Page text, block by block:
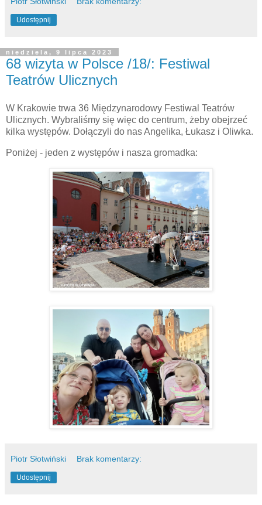
Udostępnij
niedziela, 9 lipca 2023
68 wizyta w Polsce /18/: Festiwal
Teatrów Ulicznych
W Krakowie trwa 36 Międzynarodowy Festiwal Teatrów
Ulicznych. Wybraliśmy się więc do centrum, żeby obejrzeć
kilka występów. Dołączyli do nas Angelika, Łukasz i Oliwka.
Poniżej - jeden z występów i nasza gromadka:
Piotr Słotwiński Brak komentarzy:
Udostępnij